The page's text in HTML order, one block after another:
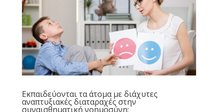
Εκπαιδεύονται τα άτομα με διάχυτες
αναπτυξιακές διαταραχές στην
συναισθηματική νοημοσύνη;